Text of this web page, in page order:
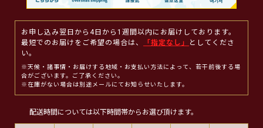
お申し込み翌日から4日から1週間以内にお届けしております。
最短でのお届けをご希望の場合は、
「指定なし」
としてくださ
い。
※天候・諸事情・お届けする地域・お支払い方法によって、若干前後する場
合がございます。ご了承ください。
※在庫がない場合は別途メールにてお知らせいたします。
配送時間については以下時間帯からお選び頂けます。